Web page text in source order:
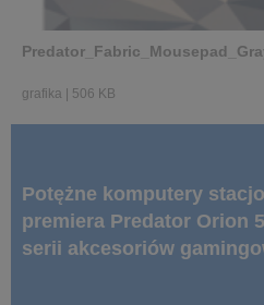
grafika | 506 KB
Potężne komputery stacjonarne dla graczy -
premiera Predator Orion
serii akcesoriów